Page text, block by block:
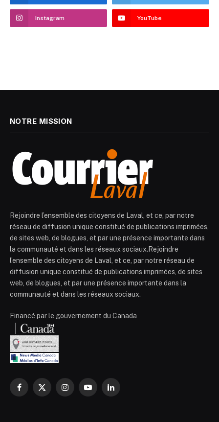
Instagram YouTube
NOTRE MISSION
Rejoindre l’ensemble des citoyens de Laval, et ce, par notre
réseau de diffusion unique constitué de publications imprimées,
de sites web, de blogues, et par une présence importante dans
la communauté et dans les réseaux sociaux.Rejoindre
l’ensemble des citoyens de Laval, et ce, par notre réseau de
diffusion unique constitué de publications imprimées, de sites
web, de blogues, et par une présence importante dans la
communauté et dans les réseaux sociaux.
Financé par le gouvernement du Canada
Facebook
X
InstagramYouTubeLinkedIn